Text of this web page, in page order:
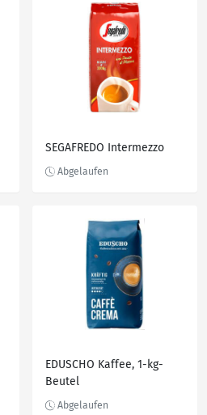
SEGAFREDO Intermezzo
EDUSCHO Kaffee, 1-kg-
Beutel